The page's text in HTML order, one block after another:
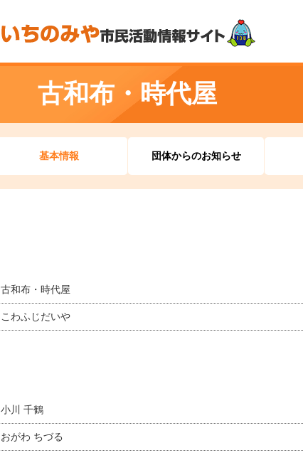
古和布・時代屋
基本情報 団体からのお知らせ
古和布・時代屋
こわふじだいや
小川 千鶴
おがわ ちづる